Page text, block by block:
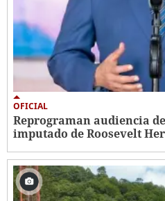
OFICIAL
Reprograman audiencia
imputado de Roosevelt